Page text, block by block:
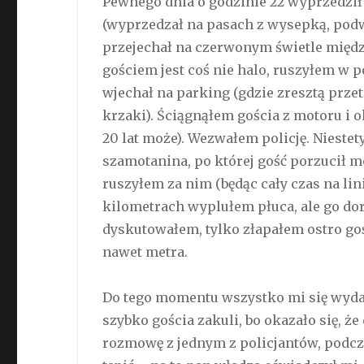
(wyprzedzał na pasach z wysepką,
przejechał na czerwonym świetle
gościem jest coś nie halo, ruszyłem w
wjechał na parking (gdzie zresztą
krzaki). Ściągnąłem gościa z motoru i
20 lat może). Wezwałem policję.
szamotanina, po której gość porzucił
ruszyłem za nim (będąc cały czas na
kilometrach wyplułem płuca, ale go
dyskutowałem, tylko złapałem ostro
nawet metra.
Do tego momentu wszystko mi się
szybko gościa zakuli, bo okazało się,
rozmowę z jednym z policjantów,